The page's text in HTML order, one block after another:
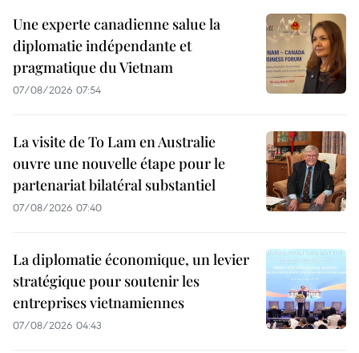
Une experte canadienne salue la
diplomatie indépendante et
pragmatique du Vietnam
07/08/2026 07:54
La visite de To Lam en Australie
ouvre une nouvelle étape pour le
partenariat bilatéral substantiel
07/08/2026 07:40
La diplomatie économique, un levier
stratégique pour soutenir les
entreprises vietnamiennes
07/08/2026 04:43